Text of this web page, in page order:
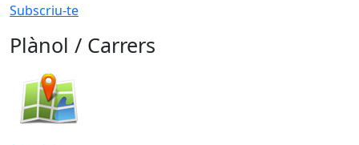
Subscriu-te
Plànol / Carrers